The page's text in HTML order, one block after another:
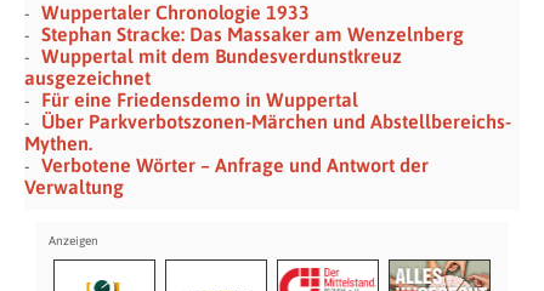
Wuppertaler Chronologie 1933
Stephan Stracke: Das Massaker am Wenzelnberg
Wuppertal mit dem Bundesverdunstkreuz
ausgezeichnet
Für eine Friedensdemo in Wuppertal
Über Parkverbotszonen-Märchen und Abstellbereichs-
Mythen.
Verbotene Wörter – Anfrage und Antwort der
Verwaltung